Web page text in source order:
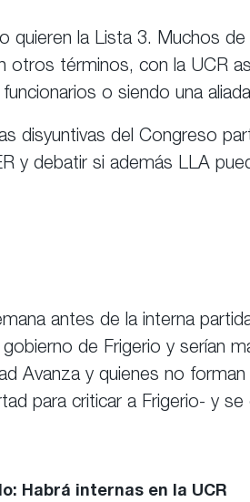
quieren la Lista 3. Muchos
otros términos, con la UCR
o siendo una
disyuntivas del Congreso
y debatir si además LLA
antes de la interna
de Frigerio y serían
Avanza y quienes no
para criticar a Frigerio- y
Habrá internas en la UCR